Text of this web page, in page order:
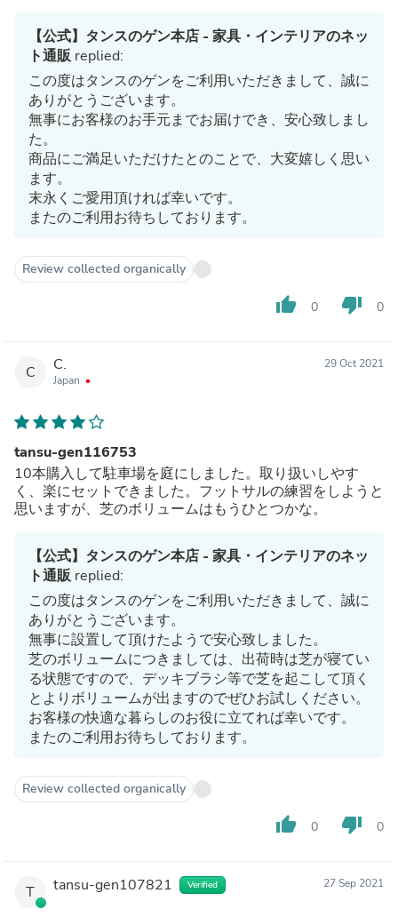
【公式】タンスのゲン本店 - 家具・インテリアのネッ
ト通販replied:
この度はタンスのゲンをご利用いただきまして、誠に
ありがとうございます。
無事にお客様のお手元までお届けでき、安心致しまし
た。
商品にご満足いただけたとのことで、大変嬉しく思い
ます。
末永くご愛用頂ければ幸いです。
またのご利用お待ちしております。
Review collected organically
thumb_up 0 thumb_down 0
C C.
Japan
29 Oct 2021
tansu-gen116753
10本購入して駐車場を庭にしました。取り扱いしやす
く、楽にセットできました。フットサルの練習をしようと
思いますが、芝のボリュームはもうひとつかな。
【公式】タンスのゲン本店 - 家具・インテリアのネッ
ト通販replied:
この度はタンスのゲンをご利用いただきまして、誠に
ありがとうございます。
無事に設置して頂けたようで安心致しました。
芝のボリュームにつきましては、出荷時は芝が寝てい
る状態ですので、デッキブラシ等で芝を起こして頂く
とよりボリュームが出ますのでぜひお試しください。
お客様の快適な暮らしのお役に立てれば幸いです。
またのご利用お待ちしております。
Review collected organically
thumb_up 0 thumb_down 0
T tansu-gen107821 Verified 27 Sep 2021